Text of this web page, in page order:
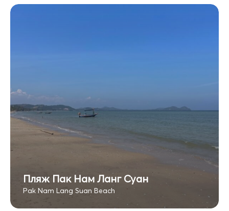
Пляж Пак Нам Ланг Суан
Pak Nam Lang Suan Beach